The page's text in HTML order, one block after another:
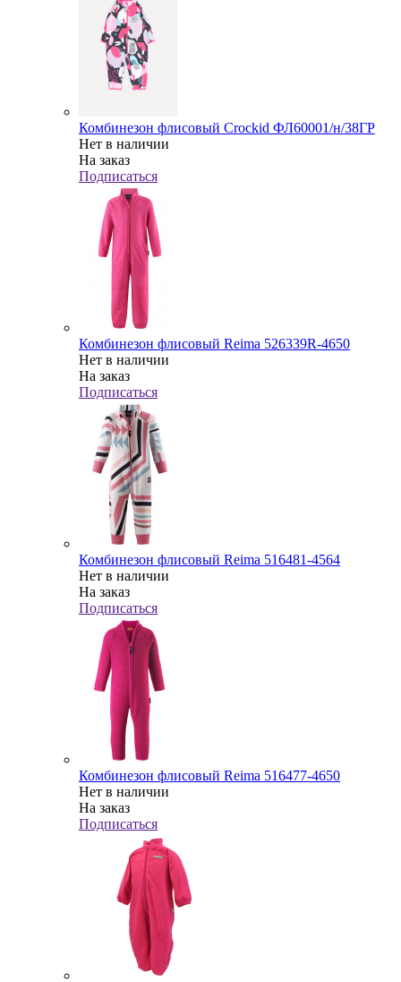
Комбинезон флисовый Crockid ФЛ60001/н/38ГР
Нет в наличии
На заказ
Подписаться
Комбинезон флисовый Reima 526339R-4650
Нет в наличии
На заказ
Подписаться
Комбинезон флисовый Reima 516481-4564
Нет в наличии
На заказ
Подписаться
Комбинезон флисовый Reima 516477-4650
Нет в наличии
На заказ
Подписаться